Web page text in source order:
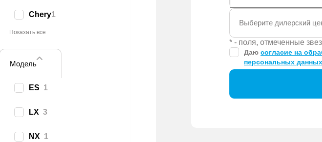
Chery1
Показать все
Модель
ES 1
LX 3
NX 1
Выберите дилерский
* - поля, отмеченные
Даю согласие на
персональных данных